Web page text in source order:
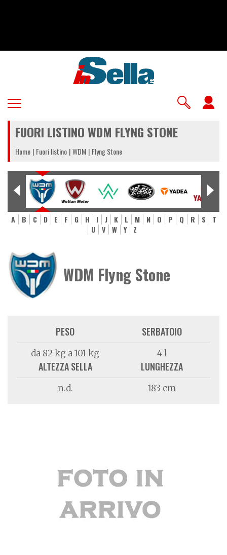
FUORI LISTINO WDM FLYNG STONE
Home Fuori listino WDM Flyng Stone
A B C D E F G H I J K L M N O P Q R S
T
U
V W Y Z
WDM Flyng Stone
PESO
da 82 kg a 101 kg
SERBATOIO
4 l
ALTEZZA SELLA
n.d.
LUNGHEZZA
183 cm